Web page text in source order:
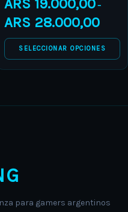
ARS 19.000,00 –
ARS 28.000,00
SELECCIONAR OPCIONES
page
para gamers argentinos